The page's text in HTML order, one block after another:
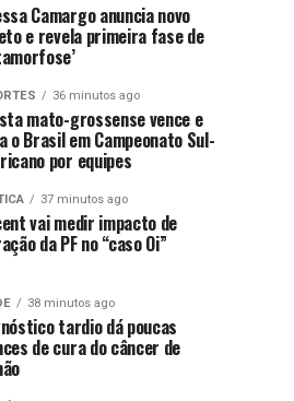
Camargo anuncia novo
e revela primeira fase de
36 minutos ago
mato-grossense vence e
o Brasil em Campeonato Sul-
por equipes
37 minutos ago
vai medir impacto de
da PF no “caso Oi”
38 minutos ago
tardio dá poucas
de cura do câncer de